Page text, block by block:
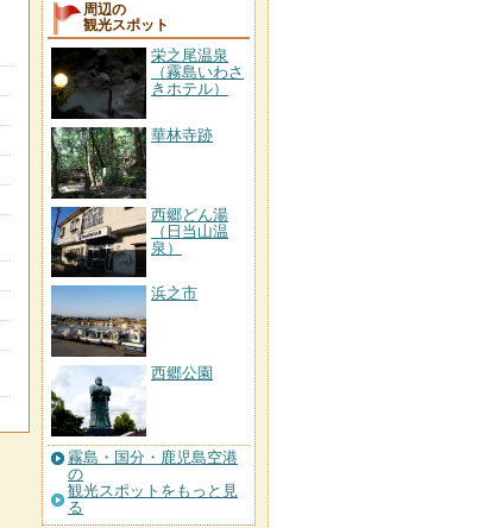
周辺の
観光スポット
栄之尾温泉
（霧島いわさ
きホテル）
華林寺跡
西郷どん湯
（日当山温
泉）
浜之市
西郷公園
霧島・国分・鹿児島空港
の
観光スポットをもっと見
る